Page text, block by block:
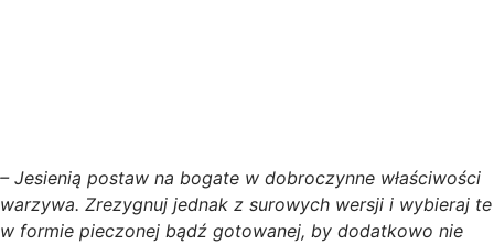
– Jesienią postaw na bogate w dobroczynne właściwości
warzywa. Zrezygnuj jednak z surowych wersji i wybieraj te
w formie pieczonej bądź gotowanej, by dodatkowo nie